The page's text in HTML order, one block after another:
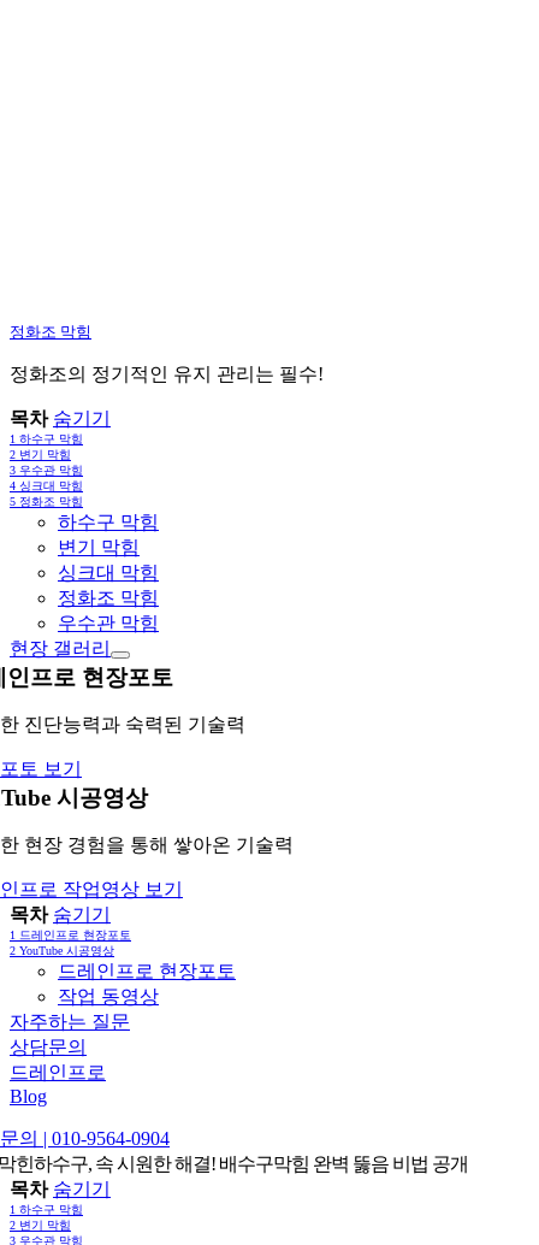
정화조 막힘
정화조의 정기적인 유지 관리는 필수!
목차 숨기기
1 하수구 막힘
2 변기 막힘
3 우수관 막힘
4 싱크대 막힘
5 정화조 막힘
하수구 막힘
변기 막힘
싱크대 막힘
정화조 막힘
우수관 막힘
현장 갤러리
인프로 현장포토
진단능력과 숙력된 기술력
토 보기
시공영상
현장 경험을 통해 쌓아온 기술력
프로 작업영상 보기
목차 숨기기
1 드레인프로 현장포토
2 YouTube 시공영상
드레인프로 현장포토
작업 동영상
자주하는 질문
상담문의
드레인프로
Blog
의 | 010-9564-0904
힌하수구, 속 시원한 해결! 배수구막힘 완벽 뚫음 비법 공개
목차 숨기기
1 하수구 막힘
2 변기 막힘
3 우수관 막힘